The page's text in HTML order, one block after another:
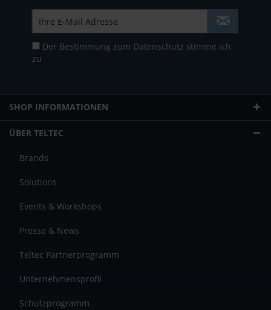
Der Bestimmung zum Datenschutz stimme ich
zu
SHOP INFORMATIONEN
ÜBER TELTEC
Brands
Solutions
Events & Workshops
Presse & News
Teltec Partnerprogramm
Unternehmensprofil
Schutzprogramm